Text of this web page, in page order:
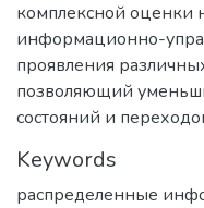
комплексной оценки
информационно-
проявления
позволяющий
состояний и
Keywords
распределенные